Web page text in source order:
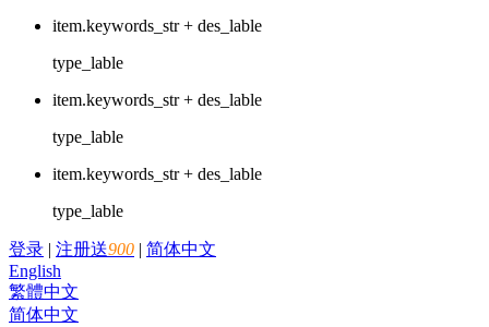
item.keywords_str + des_lable
type_lable
item.keywords_str + des_lable
type_lable
item.keywords_str + des_lable
type_lable
登录 | 注册送900 | 简体中文
English
繁體中文
简体中文